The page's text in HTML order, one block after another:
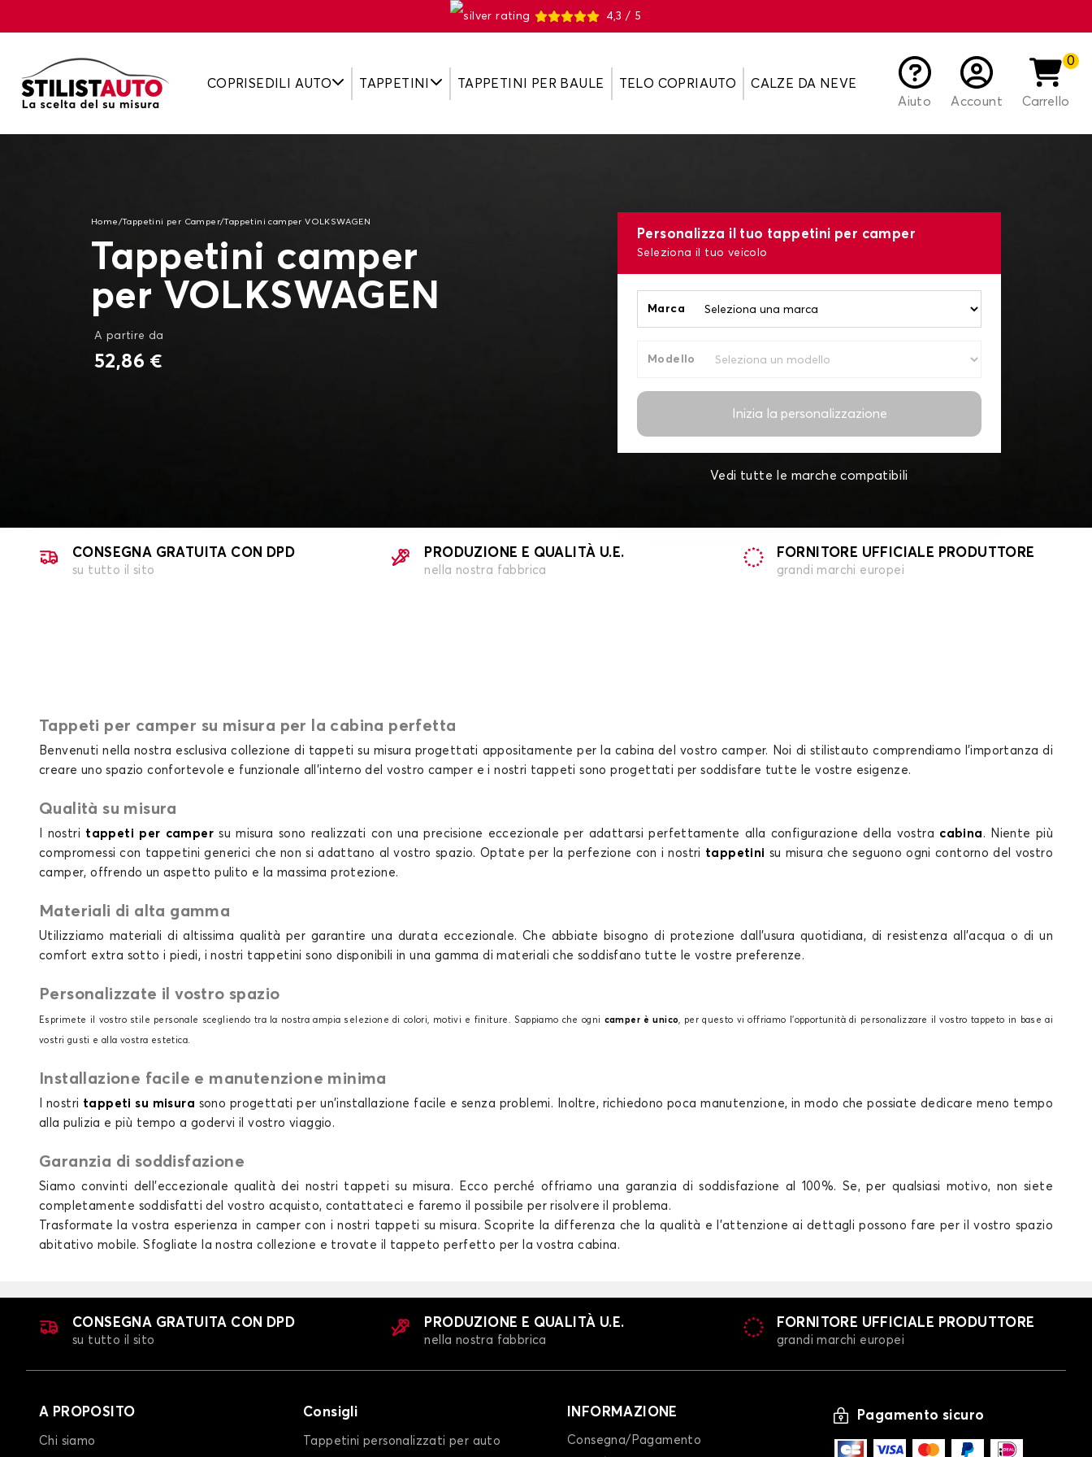
4,3 / 5
COPRISEDILI AUTO TAPPETINI TAPPETINI PER BAULE TELO COPRIAUTO
CALZE DA NEVE
Aiuto
Account
0
Carrello
Home /Tappetini per Camper/Tappetini camper VOLKSWAGEN
Tappetini camper
per VOLKSWAGEN
A partire da
52,86 €
Personalizza il tuo tappetini per camper
Seleziona il tuo veicolo
Marca
Modello
Inizia la personalizzazione
Vedi tutte le marche compatibili
CONSEGNA GRATUITA CON DPD
su tutto il sito
PRODUZIONE E QUALITÀ U.E.
nella nostra fabbrica
FORNITORE UFFICIALE PRODUTTORE
grandi marchi europei
Tappeti per camper su misura per la cabina perfetta
Benvenuti nella nostra esclusiva collezione di tappeti su misura progettati appositamente per la cabina del vostro camper. Noi di stilistauto comprendiamo l'importanza di
creare uno spazio confortevole e funzionale all'interno del vostro camper e i nostri tappeti sono progettati per soddisfare tutte le vostre esigenze.
Qualità su misura
I nostri tappeti per campersu misura sono realizzati con una precisione eccezionale per adattarsi perfettamente alla configurazione della vostra cabina . Niente più
compromessi con tappetini generici che non si adattano al vostro spazio. Optate per la perfezione con i nostri tappetini su misura che seguono ogni contorno del vostro
camper, offrendo un aspetto pulito e la massima protezione.
Materiali di alta gamma
Utilizziamo materiali di altissima qualità per garantire una durata eccezionale. Che abbiate bisogno di protezione dall'usura quotidiana, di resistenza all'acqua o di un
comfort extra sotto i piedi, i nostri tappetini sono disponibili in una gamma di materiali che soddisfano tutte le vostre preferenze.
Personalizzate il vostro spazio
Esprimete il vostro stile personale scegliendo tra la nostra ampia selezione di colori, motivi e finiture. Sappiamo che ogni camper è unico , per questo vi offriamo l'opportunità di personalizzare il vostro tappeto in base ai
vostri gusti e alla vostra estetica.
Installazione facile e manutenzione minima
I nostri tappeti su misura sono progettati per un'installazione facile e senza problemi. Inoltre, richiedono poca manutenzione, in modo che possiate dedicare meno tempo
alla pulizia e più tempo a godervi il vostro viaggio.
Garanzia di soddisfazione
Siamo convinti dell'eccezionale qualità dei nostri tappeti su misura. Ecco perché offriamo una garanzia di soddisfazione al 100%. Se, per qualsiasi motivo, non siete
completamente soddisfatti del vostro acquisto, contattateci e faremo il possibile per risolvere il problema.
Trasformate la vostra esperienza in camper con i nostri tappeti su misura. Scoprite la differenza che la qualità e l'attenzione ai dettagli possono fare per il vostro spazio
abitativo mobile. Sfogliate la nostra collezione e trovate il tappeto perfetto per la vostra cabina.
CONSEGNA GRATUITA CON DPD
su tutto il sito
PRODUZIONE E QUALITÀ U.E.
nella nostra fabbrica
FORNITORE UFFICIALE PRODUTTORE
grandi marchi europei
A PROPOSITO
Chi siamo
Consigli
Tappetini personalizzati per auto
INFORMAZIONE
Consegna/Pagamento
Pagamento sicuro